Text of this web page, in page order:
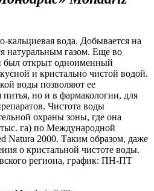
кальциевая вода. Добывается на
натуральным газом. Еще во
был открыт одноименный
и кристально чистой водой.
воды позволяют ее
питья, но и в фармакологии, для
Чистота воды
охраны зоны, где она
тыс. га) по Международной
Natura 2000. Таким образом, даже
о кристальной чистоте воды.
региона, график: ПН-ПТ